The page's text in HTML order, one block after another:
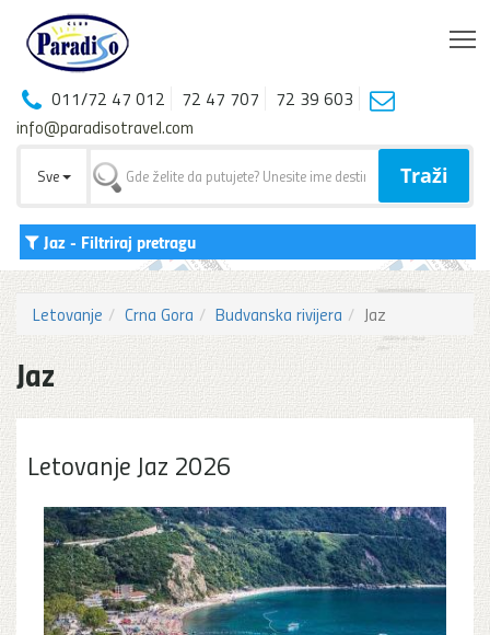
011/72 47 012 72 47 707
72 39 603
info@paradisotravel.com
Sve Traži
Jaz- Filtriraj pretragu
Letovanje Crna Gora Budvanska rivijera Jaz
Jaz
Letovanje Jaz 2026